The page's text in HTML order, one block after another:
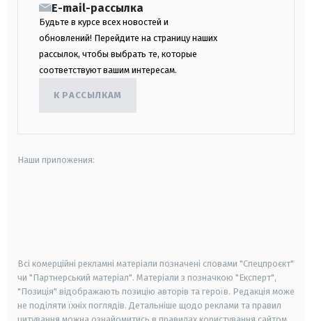
E-mail-рассылка
Будьте в курсе всех новостей и
обновлений! Перейдите на страницу наших
рассылок, чтобы выбрать те, которые
соответствуют вашим интересам.
К РАССЫЛКАМ
Наши приложения:
Всі комерційні рекламні матеріали позначені словами "Спецпроєкт"
чи "Партнерський матеріал". Матеріали з позначкою "Експерт",
"Позиція" відображають позицію авторів та героїв. Редакція може
не поділяти їхніх поглядів. Детальніше щодо реклами та правил